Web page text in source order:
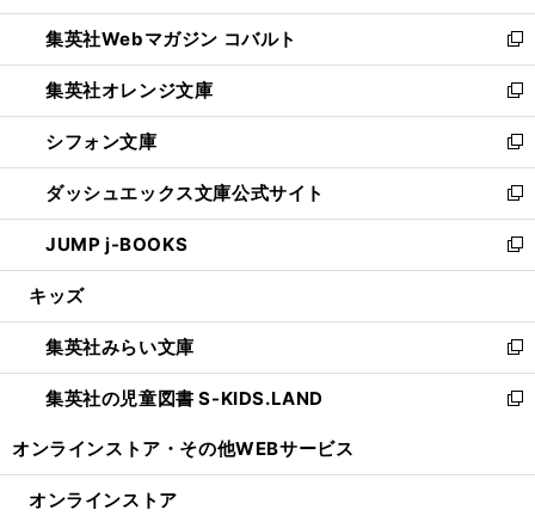
開
く
ウ
で
開
く
ン
ド
ウ
で
開
く
ウ
ィ
ン
ド
ウ
で
開
く
集英社Webマガジン コバルト
新
し
い
ウ
ィ
ン
ド
ウ
で
開
集英社オレンジ文庫
新
し
い
ウ
ィ
ン
ド
ウ
開
く
シフォン文庫
新
し
い
ウ
ィ
ン
ウ
で
開
く
ダッシュエックス文庫公式サイト
新
し
い
ウ
ン
ド
ウ
で
JUMP j-BOOKS
新
し
ウ
ィ
ン
ド
開
キッズ
集英社みらい文庫
新
し
い
ン
集英社の児童図書 S-KIDS.LAND
新
ウ
オンラインストア・ その他WEBサービス
オンラインストア